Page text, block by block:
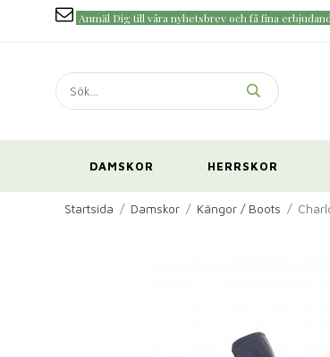
Anmäl Dig till våra nyhetsbrev och få fina
DAMSKOR HERRSKOR
Startsida / Damskor / Kängor / Boots /